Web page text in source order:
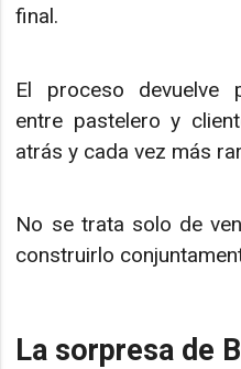
final.
El proceso devuelve
entre pastelero y
atrás y cada vez más
No se trata solo de
construirlo
La sorpresa de